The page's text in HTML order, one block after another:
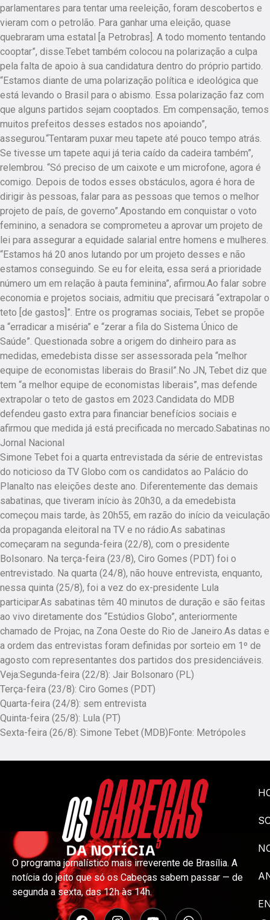
parlamentares para tentar uma reeleição, foram descobertos e
vieram com o petrolão. Para ganhar uma eleição, quase
quebraram uma estatal [a Petrobras]. A todo momento tentando
cooptar”, disse.Tebet também colocou na polarização a culpa
pela falta de apoio à sua candidatura dentro do próprio partido.
“Estamos diante de uma polarização política e ideológica que
está levando o Brasil para o abismo. Essa polarização faz com
que alguns partidos sejam cooptados. Em compensação, temos
muitos prefeitos desses estados nos apoiando”,
assegurou.“Tentaram puxar meu tapete até pouco tempo atrás.
Se tivesse um tapete aqui já teria caído da cadeira também”,
relembrou. “Só preciso de um caixote e um microfone, agora é
comigo. Depois de todos esses obstáculos, agora é hora de
dirigir às pessoas, falar para as pessoas que temos o melhor
projeto de país, de governo”.Apostando em conquistar o voto
feminino, a senadora se comprometeu a aprovar um projeto de
lei para assegurar a equidade salarial entre homens e mulheres.
“Estamos há 20 anos lutando por um projeto desses e não
estamos conseguindo. Se eu for eleita, essa será a prioridade
número um em relação à pauta feminina”, afirmou.Ao falar sobre
economia e projetos sociais, admitiu que precisará “extrapolar o
teto [de gastos]”. Entre os programas sociais, Tebet se propõe
a “erradicar a miséria” e “zerar a fila do Sistema Único de
Saúde”. Questionada sobre a origem do dinheiro para as
medidas, emedebista disse ser assessorada pela “melhor
equipe de economistas liberais do Brasil”.No JN, Tebet diz que
tem “a melhor equipe de economistas liberais”, mas defende
extrapolar o teto de gastos em 2023.Candidata do MDB
defendeu gasto extra para financiar benefícios sociais e
afirmou que medida já está precificada no mercado.Sabatinas no
Jornal Nacional
Simone Tebet foi a quarta entrevistada da série de entrevistas
do noticioso da TV Globo com os candidatos ao Palácio do
Planalto nas eleições deste ano. Diferentemente das demais
sabatinas, que tiveram início às 20h30, a da emedebista
começou mais tarde, às 20h55, em razão do início da veiculação
da propaganda eleitoral na TV e no rádio.As sabatinas
começaram na segunda-feira (22/8), com o presidente
Bolsonaro. Na terça-feira (23/8), Ciro Gomes (PDT) foi o
entrevistado. Na quarta (24/8), não houve entrevista, enquanto,
nessa quinta (25/8), foi a vez do ex-presidente Lula
participar.As sabatinas têm 40 minutos de duração e são feitas
ao vivo diretamente dos “Estúdios Globo”, anteriormente
chamado de Projac, na Zona Oeste do Rio de Janeiro.As datas e
a ordem das entrevistas foram definidas por sorteio em 1º de
agosto com representantes dos partidos dos presidenciáveis.
Veja:Segunda-feira (22/8): Jair Bolsonaro (PL)
Terça-feira (23/8): Ciro Gomes (PDT)
Quarta-feira (24/8): sem entrevista
Quinta-feira (25/8): Lula (PT)
Sexta-feira (26/8): Simone Tebet (MDB)Fonte: Metrópoles
O programa jornalístico mais irreverente de Brasília. A
notícia do jeito que só os Cabeças sabem passar — de
segunda a sexta, das 12h às 14h.